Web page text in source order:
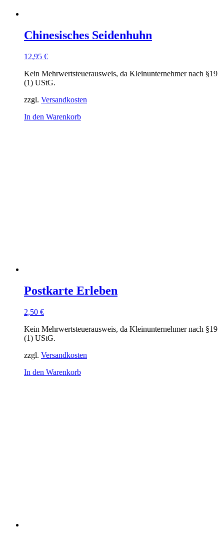
Chinesisches Seidenhuhn
12,95 €
Kein Mehrwertsteuerausweis, da Kleinunternehmer nach §19
(1) UStG.
zzgl. Versandkosten
In den Warenkorb
Postkarte Erleben
2,50 €
Kein Mehrwertsteuerausweis, da Kleinunternehmer nach §19
(1) UStG.
zzgl. Versandkosten
In den Warenkorb